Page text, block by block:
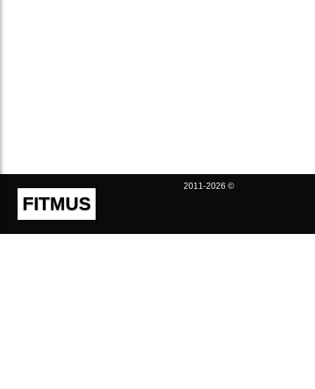
FITMUS
2011-2026 ©